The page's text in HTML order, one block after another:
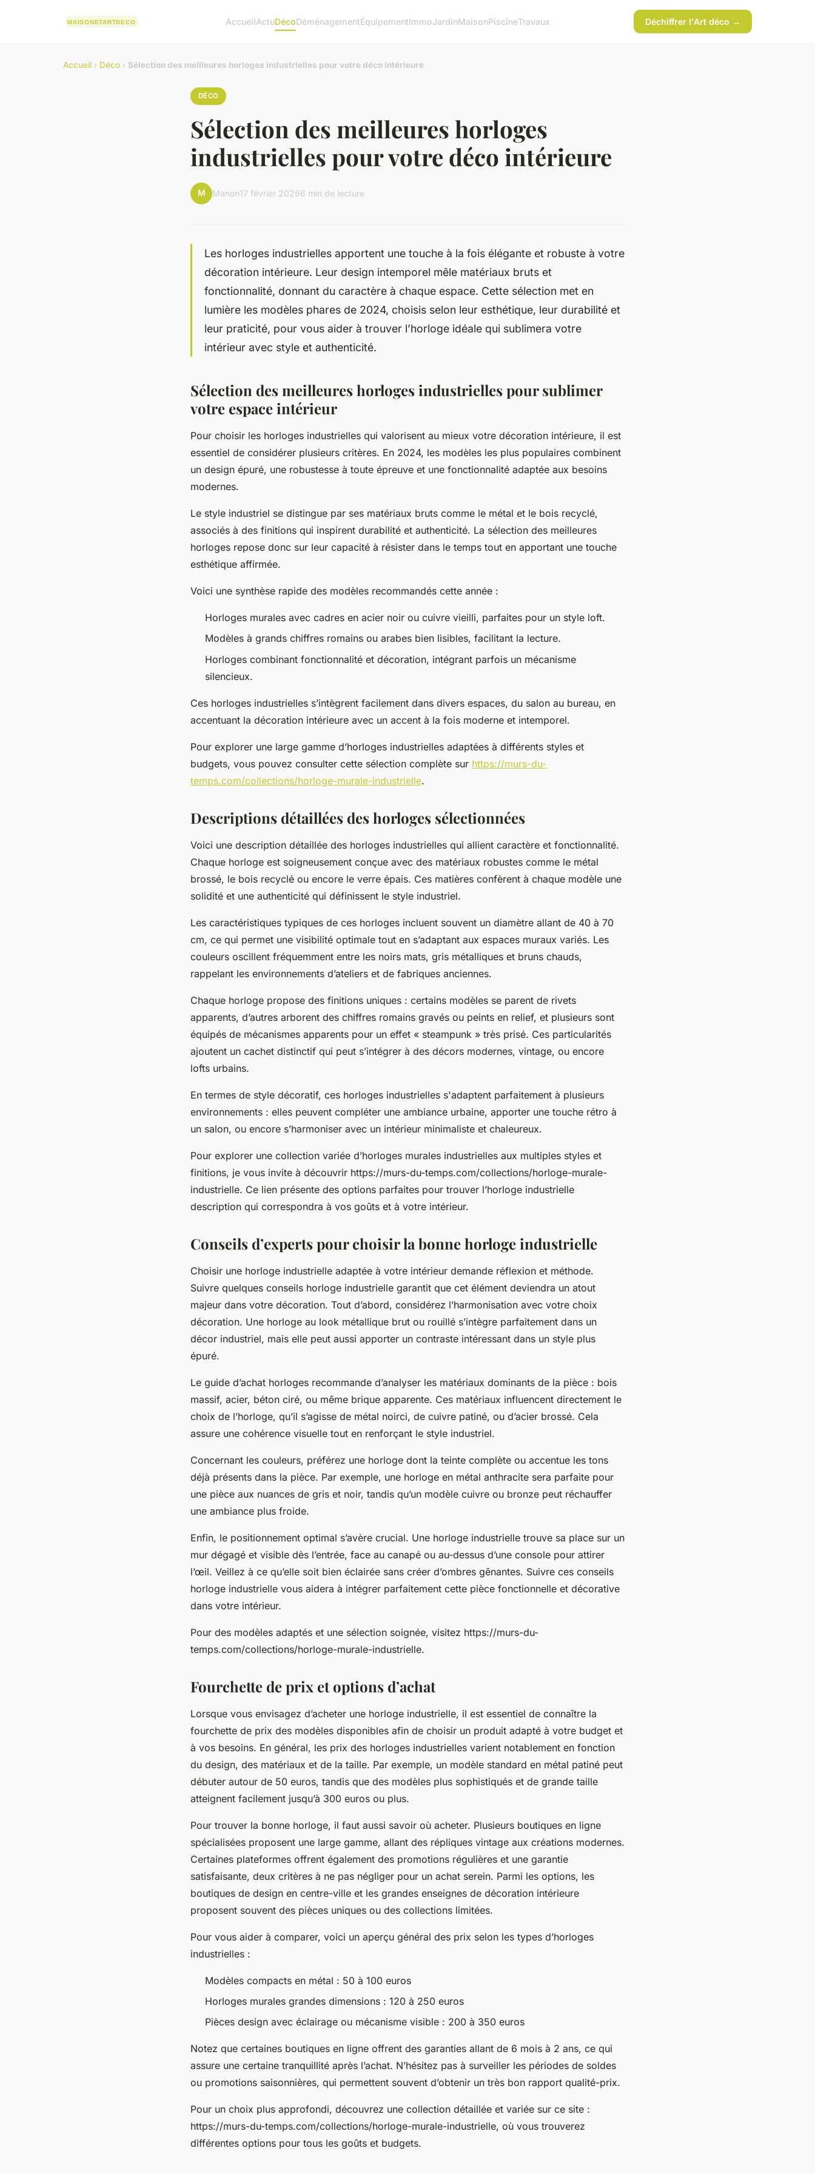
AccueilActuDécoDéménagementÉquipementImmoJardinMaisonPiscineTravaux Déchiffrer l'Art déco →
Accueil › Déco › Sélection des meilleures horloges industrielles pour votre déco intérieure
DÉCO
Sélection des meilleures horloges
industrielles pour votre déco intérieure
M Manon17 février 20266 min de lecture
Les horloges industrielles apportent une touche à la fois élégante et robuste à votre
décoration intérieure. Leur design intemporel mêle matériaux bruts et
fonctionnalité, donnant du caractère à chaque espace. Cette sélection met en
lumière les modèles phares de 2024, choisis selon leur esthétique, leur durabilité et
leur praticité, pour vous aider à trouver l’horloge idéale qui sublimera votre
intérieur avec style et authenticité.
Sélection des meilleures horloges industrielles pour sublimer
votre espace intérieur
Pour choisir les horloges industrielles qui valorisent au mieux votre décoration intérieure, il est
essentiel de considérer plusieurs critères. En 2024, les modèles les plus populaires combinent
un design épuré, une robustesse à toute épreuve et une fonctionnalité adaptée aux besoins
modernes.
Le style industriel se distingue par ses matériaux bruts comme le métal et le bois recyclé,
associés à des finitions qui inspirent durabilité et authenticité. La sélection des meilleures
horloges repose donc sur leur capacité à résister dans le temps tout en apportant une touche
esthétique affirmée.
Voici une synthèse rapide des modèles recommandés cette année :
Horloges murales avec cadres en acier noir ou cuivre vieilli, parfaites pour un style loft.
Modèles à grands chiffres romains ou arabes bien lisibles, facilitant la lecture.
Horloges combinant fonctionnalité et décoration, intégrant parfois un mécanisme
silencieux.
Ces horloges industrielles s’intègrent facilement dans divers espaces, du salon au bureau, en
accentuant la décoration intérieure avec un accent à la fois moderne et intemporel.
Pour explorer une large gamme d’horloges industrielles adaptées à différents styles et
budgets, vous pouvez consulter cette sélection complète sur https://murs-du-
temps.com/collections/horloge-murale-industrielle.
Descriptions détaillées des horloges sélectionnées
Voici une description détaillée des horloges industrielles qui allient caractère et fonctionnalité.
Chaque horloge est soigneusement conçue avec des matériaux robustes comme le métal
brossé, le bois recyclé ou encore le verre épais. Ces matières confèrent à chaque modèle une
solidité et une authenticité qui définissent le style industriel.
Les caractéristiques typiques de ces horloges incluent souvent un diamètre allant de 40 à 70
cm, ce qui permet une visibilité optimale tout en s’adaptant aux espaces muraux variés. Les
couleurs oscillent fréquemment entre les noirs mats, gris métalliques et bruns chauds,
rappelant les environnements d’ateliers et de fabriques anciennes.
Chaque horloge propose des finitions uniques : certains modèles se parent de rivets
apparents, d’autres arborent des chiffres romains gravés ou peints en relief, et plusieurs sont
équipés de mécanismes apparents pour un effet « steampunk » très prisé. Ces particularités
ajoutent un cachet distinctif qui peut s’intégrer à des décors modernes, vintage, ou encore
lofts urbains.
En termes de style décoratif, ces horloges industrielles s'adaptent parfaitement à plusieurs
environnements : elles peuvent compléter une ambiance urbaine, apporter une touche rétro à
un salon, ou encore s’harmoniser avec un intérieur minimaliste et chaleureux.
Pour explorer une collection variée d’horloges murales industrielles aux multiples styles et
finitions, je vous invite à découvrir https://murs-du-temps.com/collections/horloge-murale-
industrielle. Ce lien présente des options parfaites pour trouver l’horloge industrielle
description qui correspondra à vos goûts et à votre intérieur.
Conseils d’experts pour choisir la bonne horloge industrielle
Choisir une horloge industrielle adaptée à votre intérieur demande réflexion et méthode.
Suivre quelques conseils horloge industrielle garantit que cet élément deviendra un atout
majeur dans votre décoration. Tout d’abord, considérez l’harmonisation avec votre choix
décoration. Une horloge au look métallique brut ou rouillé s’intègre parfaitement dans un
décor industriel, mais elle peut aussi apporter un contraste intéressant dans un style plus
épuré.
Le guide d’achat horloges recommande d’analyser les matériaux dominants de la pièce : bois
massif, acier, béton ciré, ou même brique apparente. Ces matériaux influencent directement le
choix de l’horloge, qu’il s’agisse de métal noirci, de cuivre patiné, ou d’acier brossé. Cela
assure une cohérence visuelle tout en renforçant le style industriel.
Concernant les couleurs, préférez une horloge dont la teinte complète ou accentue les tons
déjà présents dans la pièce. Par exemple, une horloge en métal anthracite sera parfaite pour
une pièce aux nuances de gris et noir, tandis qu’un modèle cuivre ou bronze peut réchauffer
une ambiance plus froide.
Enfin, le positionnement optimal s’avère crucial. Une horloge industrielle trouve sa place sur un
mur dégagé et visible dès l’entrée, face au canapé ou au-dessus d’une console pour attirer
l’œil. Veillez à ce qu’elle soit bien éclairée sans créer d’ombres gênantes. Suivre ces conseils
horloge industrielle vous aidera à intégrer parfaitement cette pièce fonctionnelle et décorative
dans votre intérieur.
Pour des modèles adaptés et une sélection soignée, visitez https://murs-du-
temps.com/collections/horloge-murale-industrielle.
Fourchette de prix et options d’achat
Lorsque vous envisagez d’acheter une horloge industrielle, il est essentiel de connaître la
fourchette de prix des modèles disponibles afin de choisir un produit adapté à votre budget et
à vos besoins. En général, les prix des horloges industrielles varient notablement en fonction
du design, des matériaux et de la taille. Par exemple, un modèle standard en métal patiné peut
débuter autour de 50 euros, tandis que des modèles plus sophistiqués et de grande taille
atteignent facilement jusqu’à 300 euros ou plus.
Pour trouver la bonne horloge, il faut aussi savoir où acheter. Plusieurs boutiques en ligne
spécialisées proposent une large gamme, allant des répliques vintage aux créations modernes.
Certaines plateformes offrent également des promotions régulières et une garantie
satisfaisante, deux critères à ne pas négliger pour un achat serein. Parmi les options, les
boutiques de design en centre-ville et les grandes enseignes de décoration intérieure
proposent souvent des pièces uniques ou des collections limitées.
Pour vous aider à comparer, voici un aperçu général des prix selon les types d’horloges
industrielles :
Modèles compacts en métal : 50 à 100 euros
Horloges murales grandes dimensions : 120 à 250 euros
Pièces design avec éclairage ou mécanisme visible : 200 à 350 euros
Notez que certaines boutiques en ligne offrent des garanties allant de 6 mois à 2 ans, ce qui
assure une certaine tranquillité après l’achat. N’hésitez pas à surveiller les périodes de soldes
ou promotions saisonnières, qui permettent souvent d’obtenir un très bon rapport qualité-prix.
Pour un choix plus approfondi, découvrez une collection détaillée et variée sur ce site :
https://murs-du-temps.com/collections/horloge-murale-industrielle, où vous trouverez
différentes options pour tous les goûts et budgets.